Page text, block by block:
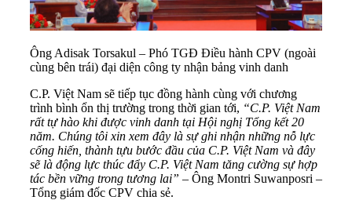
Ông Adisak Torsakul – Phó TGĐ Điều hành CPV (ngoài
cùng bên trái) đại diện công ty nhận bảng vinh danh
C.P. Việt Nam sẽ tiếp tục đồng hành cùng với chương
trình bình ổn thị trường trong thời gian tới, “C.P. Việt Nam
rất tự hào khi được vinh danh tại Hội nghị Tổng kết 20
năm. Chúng tôi xin xem đây là sự ghi nhận những nỗ lực
cống hiến, thành tựu bước đầu của C.P. Việt Nam và đây
sẽ là động lực thúc đẩy C.P. Việt Nam tăng cường sự hợp
tác bền vững trong tương lai” – Ông Montri Suwanposri –
Tổng giám đốc CPV chia sẻ.